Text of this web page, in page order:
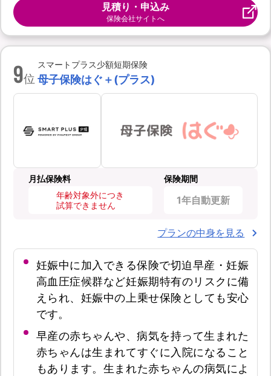
見積り・申込み
保険会社サイトへ
9位
スマートプラス少額短期保険
母子保険はぐ＋(プラス)
月払保険料
年齢対象外につき
試算できません
保険期間
1年自動更新
プランの中身を見る
妊娠中に加入できる保険で切迫早産・妊娠
高血圧症候群など妊娠期特有のリスクに備
えられ、妊娠中の上乗せ保険としても安心
です。
早産の赤ちゃんや、病気を持って生まれた
赤ちゃんは生まれてすぐに入院になること
もあります。生まれた赤ちゃんの病気によ